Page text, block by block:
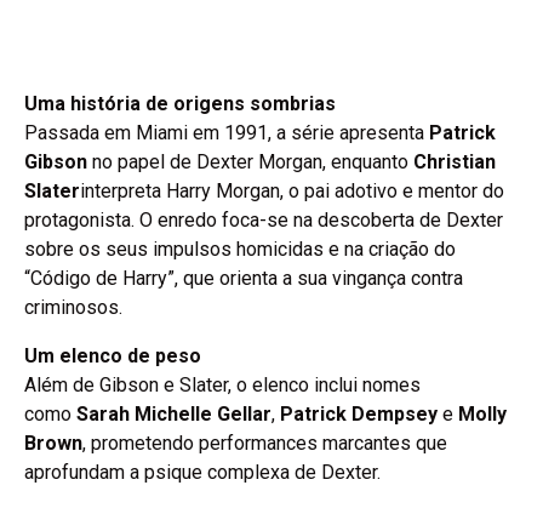
Uma história de origens sombrias
Passada em Miami em 1991, a série apresenta Patrick
Gibson no papel de Dexter Morgan, enquanto Christian
Slaterinterpreta Harry Morgan, o pai adotivo e mentor do
protagonista. O enredo foca-se na descoberta de Dexter
sobre os seus impulsos homicidas e na criação do
“Código de Harry”, que orienta a sua vingança contra
criminosos.
Um elenco de peso
Além de Gibson e Slater, o elenco inclui nomes
como Sarah Michelle Gellar, Patrick Dempsey e Molly
Brown, prometendo performances marcantes que
aprofundam a psique complexa de Dexter.